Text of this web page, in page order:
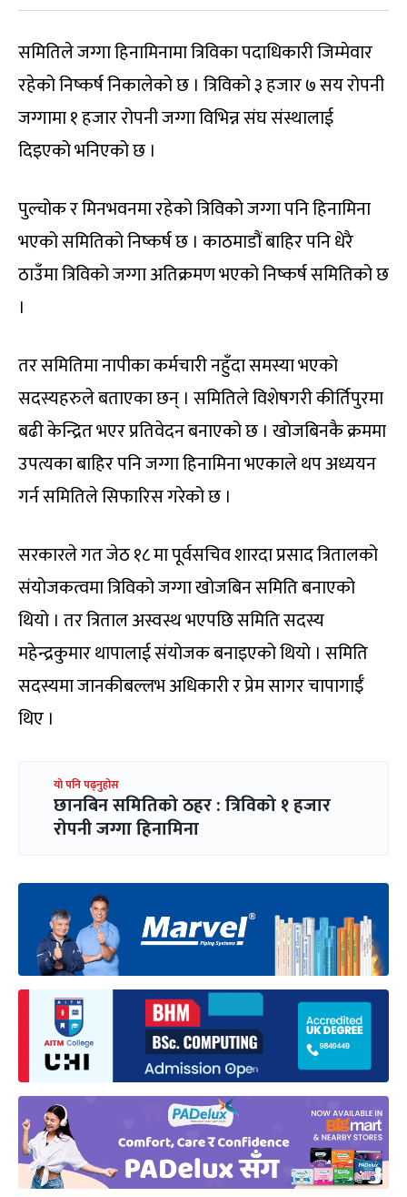
समितिले जग्गा हिनामिनामा त्रिविका पदाधिकारी जिम्मेवार
रहेको निष्कर्ष निकालेको छ । त्रिविको ३ हजार ७ सय रोपनी
जग्गामा १ हजार रोपनी जग्गा विभिन्न संघ संस्थालाई
दिइएको भनिएको छ ।
पुल्चोक र मिनभवनमा रहेको त्रिविको जग्गा पनि हिनामिना
भएको समितिको निष्कर्ष छ । काठमाडौं बाहिर पनि धेरै
ठाउँमा त्रिविको जग्गा अतिक्रमण भएको निष्कर्ष समितिको छ
।
तर समितिमा नापीका कर्मचारी नहुँदा समस्या भएको
सदस्यहरुले बताएका छन् । समितिले विशेषगरी कीर्तिपुरमा
बढी केन्द्रित भएर प्रतिवेदन बनाएको छ । खोजबिनकै क्रममा
उपत्यका बाहिर पनि जग्गा हिनामिना भएकाले थप अध्ययन
गर्न समितिले सिफारिस गरेको छ ।
सरकारले गत जेठ १८ मा पूर्वसचिव शारदा प्रसाद त्रितालको
संयोजकत्वमा त्रिविको जग्गा खोजबिन समिति बनाएको
थियो । तर त्रिताल अस्वस्थ भएपछि समिति सदस्य
महेन्द्रकुमार थापालाई संयोजक बनाइएको थियो । समिति
सदस्यमा जानकीबल्लभ अधिकारी र प्रेम सागर चापागाईँ
थिए ।
यो पनि पढ्नुहोस
छानबिन समितिको ठहर : त्रिविको १ हजार
रोपनी जग्गा हिनामिना